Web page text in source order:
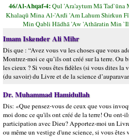
46/Al-Ahqaf-4:Qul 'Ara'aytum Mā
Khalaqū Mina Al-'Arđi 'Am Lahum Shirkun
Min Qabli Hādhā 'Aw 'Athāratin Min
Imam Iskender Ali Mihr
Dis que : “Avez vous vu les choses que vous
Montrez-moi ce qu’ils ont créé sur la terre. Ou
les cieux ? Si vous êtes fidèles (si vous dites la
(du savoir) du Livre et de la science
Dr. Muhammad Hamidullah
Dis: «Que pensez-vous de ceux que vous
moi donc ce qu'ils ont créé de la terre! Ou ont-
participation avec Dieu? Apportez-moi un
ou même un vestige d'une science, si vous êtes